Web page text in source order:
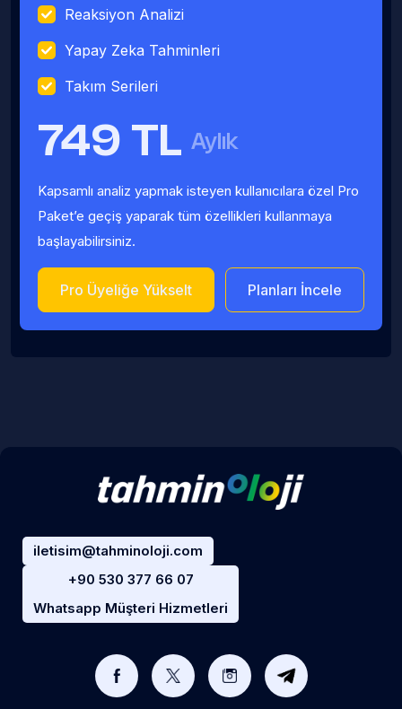
Reaksiyon Analizi
Yapay Zeka Tahminleri
Takım Serileri
749 TL Aylık
Kapsamlı analiz yapmak isteyen kullanıcılara özel Pro
Paket’e geçiş yaparak tüm özellikleri kullanmaya
başlayabilirsiniz.
Pro Üyeliğe Yükselt Planları İncele
iletisim@tahminoloji.com
+90 530 377 66 07
Whatsapp Müşteri Hizmetleri